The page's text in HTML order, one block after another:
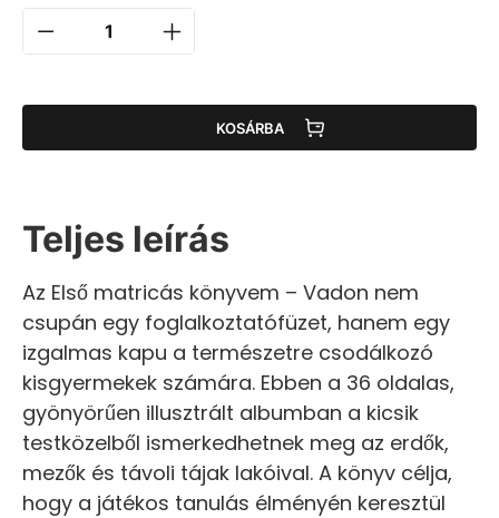
KOSÁRBA
Teljes leírás
Az Első matricás könyvem – Vadon nem
csupán egy foglalkoztatófüzet, hanem egy
izgalmas kapu a természetre csodálkozó
kisgyermekek számára. Ebben a 36 oldalas,
gyönyörűen illusztrált albumban a kicsik
testközelből ismerkedhetnek meg az erdők,
mezők és távoli tájak lakóival. A könyv célja,
hogy a játékos tanulás élményén keresztül